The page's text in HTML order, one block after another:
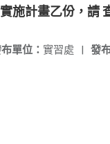
施計畫乙份，請
發
單位： 實習處 |